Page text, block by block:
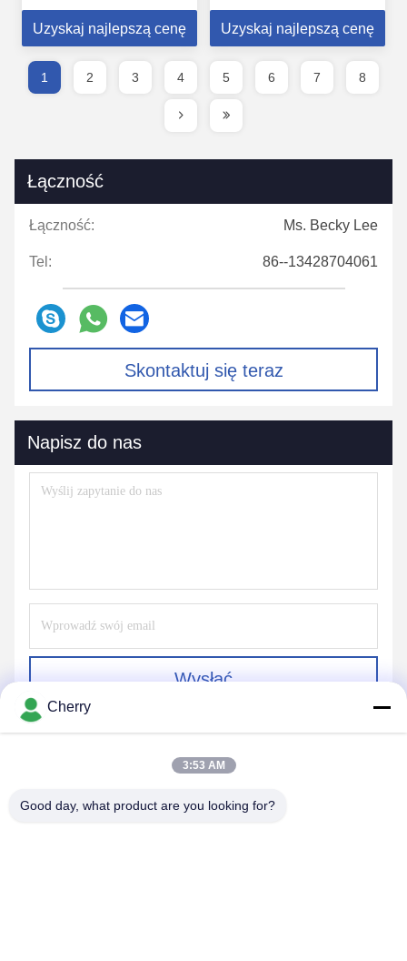
odporność na zużycie
Uzyskaj najlepszą cenę
Wysoko odporna na
zużycie
Uzyskaj najlepszą cenę
1 2 3 4 5 6 7 8
Łączność
Łączność: Ms. Becky Lee
Tel: 86--13428704061
Skontaktuj się teraz
Napisz do nas
Wysłać
Cherry
3:53 AM
Good day, what product are you looking for?